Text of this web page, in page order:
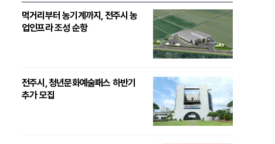
먹거리부터 농기계까지, 전주시 농
업인프라 조성 순항
전주시, 청년문화예술패스 하반기
추가 모집